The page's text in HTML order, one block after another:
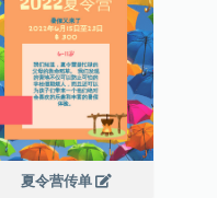
夏令营传单